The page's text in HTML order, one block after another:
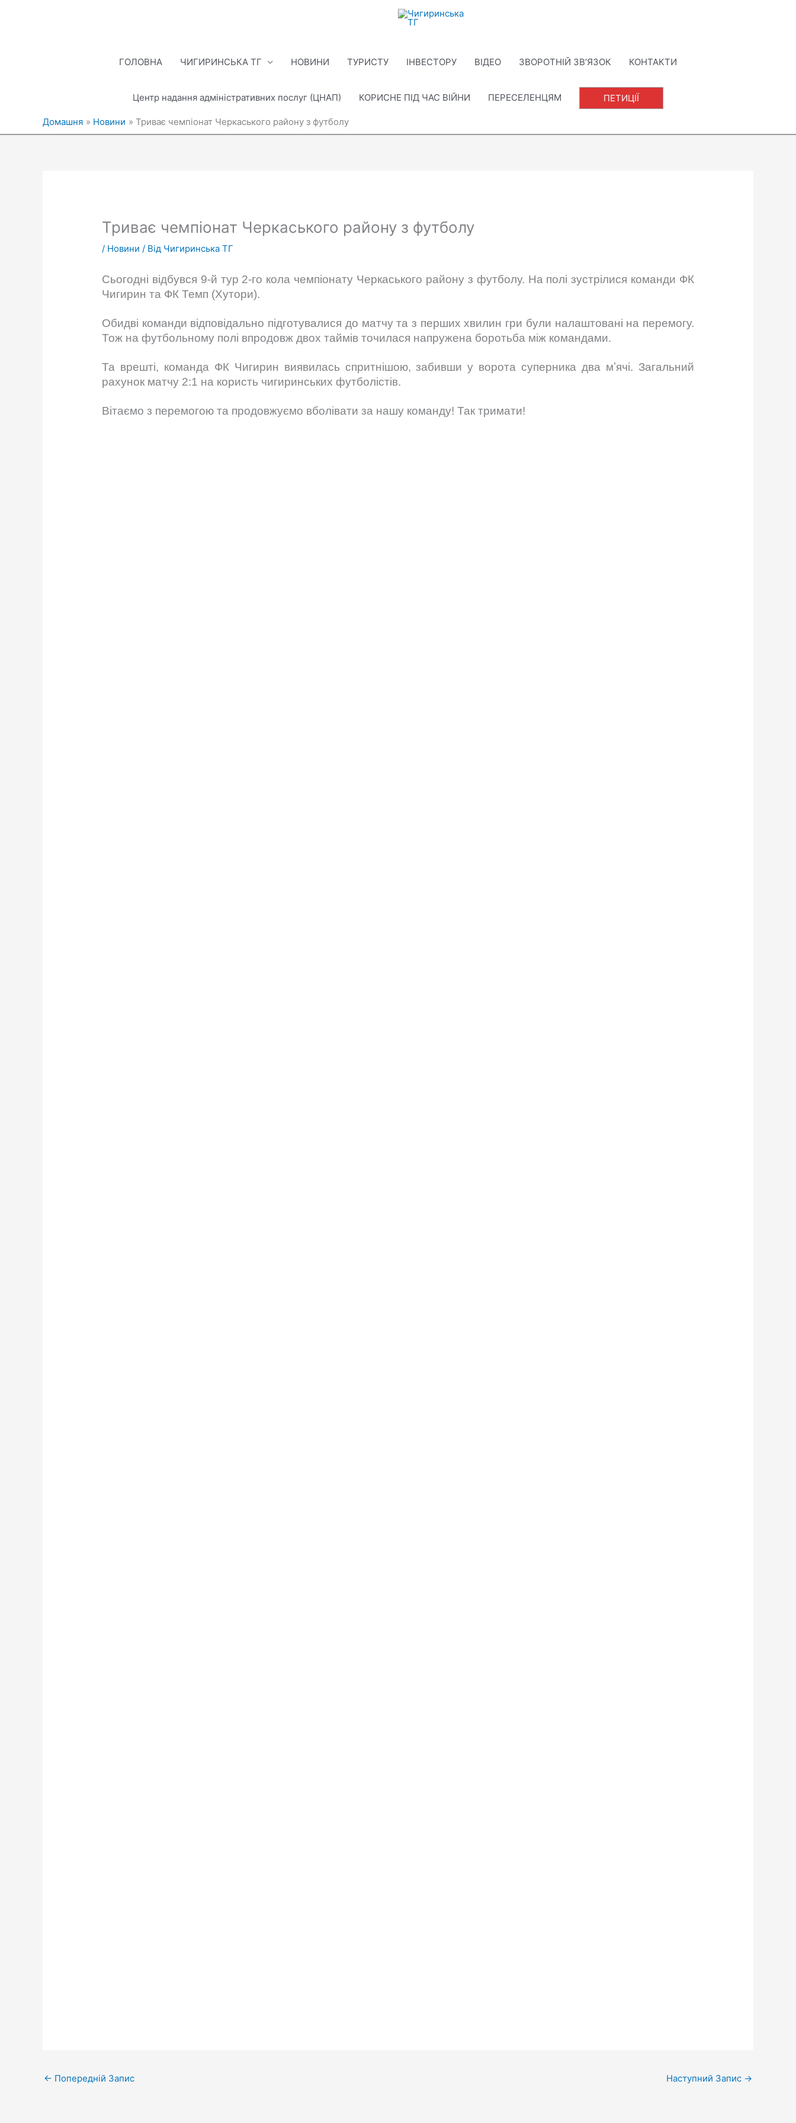
ГОЛОВНА ЧИГИРИНСЬКА ТГ НОВИНИ ТУРИСТУ ІНВЕСТОРУ ВІДЕО ЗВОРОТНІЙ ЗВ’ЯЗОК КОНТАКТИ
Центр надання адміністративних послуг (ЦНАП) КОРИСНЕ ПІД ЧАС ВІЙНИ ПЕРЕСЕЛЕНЦЯМ ПЕТИЦІЇ
Домашня Новини Триває чемпіонат Черкаського району з футболу
Триває чемпіонат Черкаського району з футболу
/ Новини / Від Чигиринська ТГ
Сьогодні відбувся 9-й тур 2-го кола чемпіонату Черкаського району з футболу. На полі зустрілися команди ФК
Чигирин та ФК Темп (Хутори).
Обидві команди відповідально підготувалися до матчу та з перших хвилин гри були налаштовані на перемогу.
Тож на футбольному полі впродовж двох таймів точилася напружена боротьба між командами.
Та врешті, команда ФК Чигирин виявилась спритнішою, забивши у ворота суперника два мʼячі. Загальний
рахунок матчу 2:1 на користь чигиринських футболістів.
Вітаємо з перемогою та продовжуємо вболівати за нашу команду! Так тримати!
← Попередній Запис Наступний Запис →